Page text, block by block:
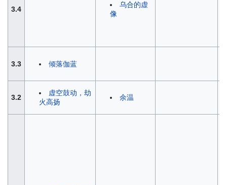
3.4
乌合的虚
像
3.3 倾落伽蓝
3.2
虚空鼓动，劫
火高扬
余温